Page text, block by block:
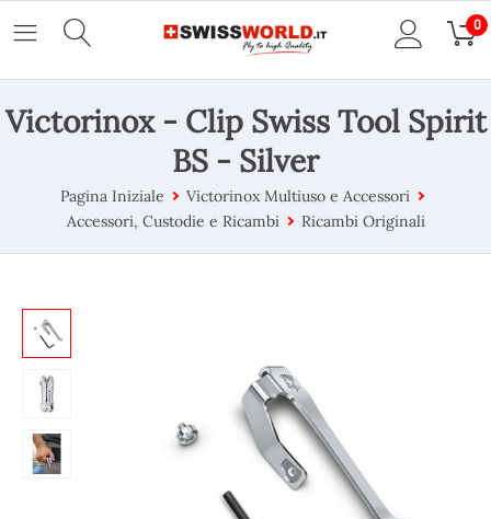
0
Victorinox - Clip Swiss Tool Spirit
BS - Silver
Pagina Iniziale
Victorinox Multiuso e Accessori
Accessori, Custodie e Ricambi
Ricambi Originali